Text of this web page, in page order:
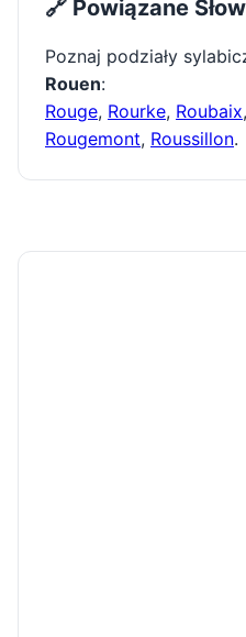
🔗 Powiązane
Poznaj podziały
Rouen:
Rouge, Rourke, Roubaix,
Rougemont, Roussillon.